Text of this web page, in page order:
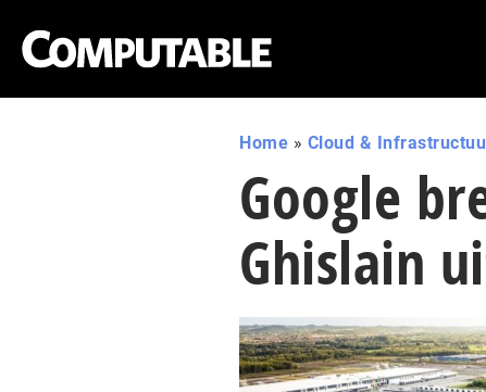
Home » Cloud &
Google
Ghislain